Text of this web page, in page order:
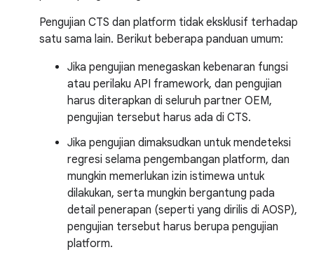
Pengujian CTS dan platform tidak eksklusif terhadap
satu sama lain. Berikut beberapa panduan umum:
Jika pengujian menegaskan kebenaran fungsi
atau perilaku API framework, dan pengujian
harus diterapkan di seluruh partner OEM,
pengujian tersebut harus ada di CTS.
Jika pengujian dimaksudkan untuk mendeteksi
regresi selama pengembangan platform, dan
mungkin memerlukan izin istimewa untuk
dilakukan, serta mungkin bergantung pada
detail penerapan (seperti yang dirilis di AOSP),
pengujian tersebut harus berupa pengujian
platform.